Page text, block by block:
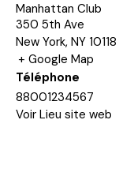
Manhattan Club
350 5th Ave
New York, NY 10118
+ Google Map
Téléphone
88001234567
Voir Lieu site web